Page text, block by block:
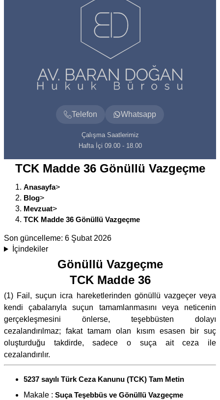
Telefon Whatsapp
Çalışma Saatlerimiz
Hafta İçi 09.00 - 18.00
TCK Madde 36 Gönüllü Vazgeçme
Anasayfa>
Blog>
Mevzuat>
TCK Madde 36 Gönüllü Vazgeçme
Son güncelleme: 6 Şubat 2026
İçindekiler
Gönüllü Vazgeçme
TCK Madde 36
(1) Fail, suçun icra hareketlerinden gönüllü vazgeçer veya
kendi çabalarıyla suçun tamamlanmasını veya neticenin
gerçekleşmesini önlerse, teşebbüsten dolayı
cezalandırılmaz; fakat tamam olan kısım esasen bir suç
oluşturduğu takdirde, sadece o suça ait ceza ile
cezalandırılır.
5237 sayılı Türk Ceza Kanunu (TCK) Tam Metin
Makale : Suça Teşebbüs ve Gönüllü Vazgeçme